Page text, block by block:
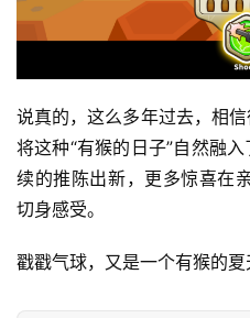
说真的，这么多年过去，相
将这种“有猴的日子”自然融
续的推陈出新，更多惊喜在
切身感受。
戳戳气球，又是一个有猴的夏